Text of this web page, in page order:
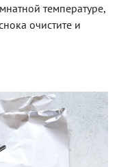
температуре,
очистите и